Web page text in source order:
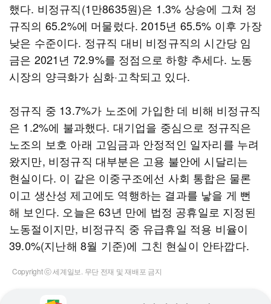
했다. 비정규직(1만8635원)은 1.3% 상승에 그쳐 정
규직의 65.2%에 머물렀다. 2015년 65.5% 이후 가장
낮은 수준이다. 정규직 대비 비정규직의 시간당 임
금은 2021년 72.9%를 정점으로 하향 추세다. 노동
시장의 양극화가 심화·고착되고 있다.
정규직 중 13.7%가 노조에 가입한 데 비해 비정규직
은 1.2%에 불과했다. 대기업을 중심으로 정규직은
노조의 보호 아래 고임금과 안정적인 일자리를 누려
왔지만, 비정규직 대부분은 고용 불안에 시달리는
현실이다. 이 같은 이중구조에선 사회 통합은 물론
이고 생산성 제고에도 역행하는 결과를 낳을 게 뻔
해 보인다. 오늘은 63년 만에 법정 공휴일로 지정된
노동절이지만, 비정규직 중 유급휴일 적용 비율이
39.0%(지난해 8월 기준)에 그친 현실이 안타깝다.
Copyright ⓒ 세계일보. 무단 전재 및 재배포 금지